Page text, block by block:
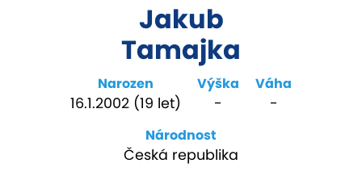
Jakub
Tamajka
Narozen
16.1.2002 (19 let)
Výška
-
Váha
-
Národnost
Česká republika